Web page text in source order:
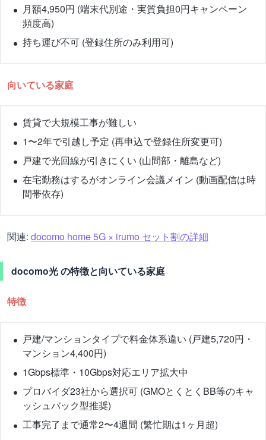
月額4,950円 (端末代別途・実質負担0円キャンペーン
頻度高)
持ち運び不可 (登録住所のみ利用可)
向いている家庭
賃貸で大規模工事が難しい
1〜2年で引越し予定 (再申込で登録住所変更可)
戸建で光回線が引きにくい (山間部・離島など)
在宅勤務はするがオンライン会議メイン (動画配信は時
間帯依存)
関連: docomo home 5G × irumo セット割の詳細
docomo光 の特徴と向いている家庭
特徴
戸建/マンションタイプで料金体系違い (戸建5,720円・
マンション4,400円)
1Gbps標準・10Gbps対応エリア拡大中
プロバイダ23社から選択可 (GMOとくとくBB等のキャ
ッシュバック型推奨)
工事完了まで通常2〜4週間 (繁忙期は1ヶ月超)